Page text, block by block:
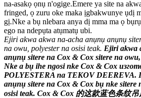
na-asakọ ọnụ n'ogige.Emere ya site na
fringed, ọ zuru oke maka ịgbakwunye ụdị
gị.Nke a bụ nlebara anya dị mma ma ọ
ego na ndepụta atụmatụ ubi.
Ejiri akwa akwa na-acha anụnụ anụnụ
na owu, polyester na osisi teak. Ejiri akwa
anụnụ sitere na Cox & Cox sitere na owu,
Nke a bụ ihe ngosi nke Cox & Cox
POLYESTERA na TEKOV DEEREVA.
anụnụ sitere na Cox & Cox bụ nke sitere
osisi teak. Cox & Cox 的这款蓝色条纹